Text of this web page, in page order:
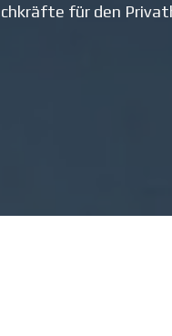
für den